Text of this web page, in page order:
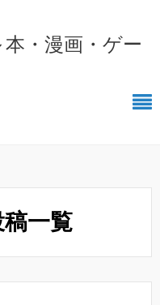
・漫画・ゲー
一覧